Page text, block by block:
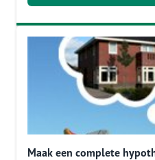
Maak een complete